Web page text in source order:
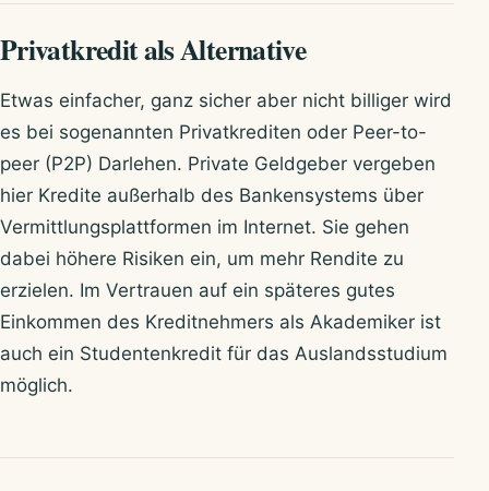
Privatkredit als Alternative
Etwas einfacher, ganz sicher aber nicht billiger wird
es bei sogenannten Privatkrediten oder Peer-to-
peer (P2P) Darlehen. Private Geldgeber vergeben
hier Kredite außerhalb des Bankensystems über
Vermittlungsplattformen im Internet. Sie gehen
dabei höhere Risiken ein, um mehr Rendite zu
erzielen. Im Vertrauen auf ein späteres gutes
Einkommen des Kreditnehmers als Akademiker ist
auch ein Studentenkredit für das Auslandsstudium
möglich.